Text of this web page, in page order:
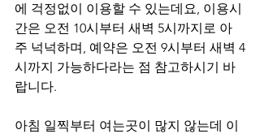
에 걱정없이 이용할 수 있는데요, 이용시
간은 오전 10시부터 새벽 5시까지로 아
주 넉넉하며, 예약은 오전 9시부터 새벽 4
시까지 가능하다라는 점 참고하시기 바
랍니다.
아침 일찍부터 여는곳이 많지 않는데 이